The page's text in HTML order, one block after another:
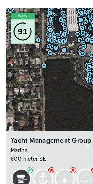
Wind
91
Yacht Management Group
Marina
600 meter SE